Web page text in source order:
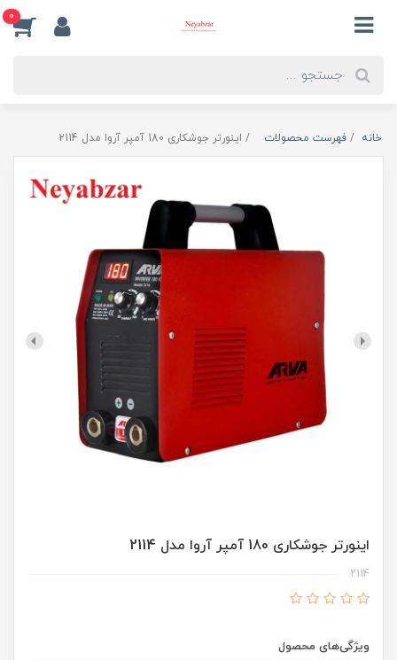
0
خانه فهرست محصولات اینورتر جوشکاری 180 آمپر آروا مدل 2114
اینورتر جوشکاری 180 آمپر آروا مدل 2114
2114
ویژگی‌های محصول